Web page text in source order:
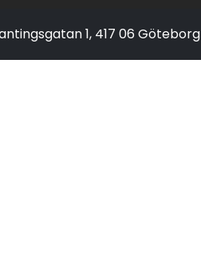
1, 417 06 Göteborg